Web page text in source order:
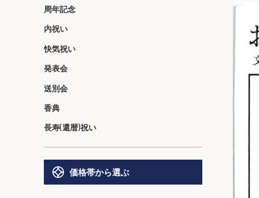
周年記念
内祝い
快気祝い
発表会
送別会
香典
長寿(還暦)祝い
価格帯から選ぶ